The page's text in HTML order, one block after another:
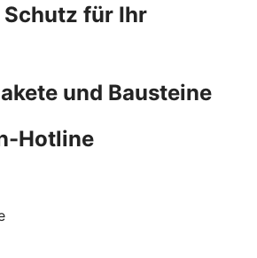
für Ihr
und Bausteine
Hotline